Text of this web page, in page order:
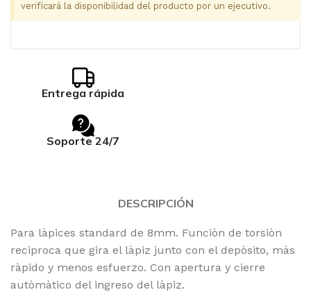
verificará la disponibilidad del producto por un ejecutivo.
Entrega rápida
Soporte 24/7
DESCRIPCIÓN
Para làpices standard de 8mm. Funciòn de torsiòn
reciproca que gira el làpiz junto con el depòsito, màs
ràpido y menos esfuerzo. Con apertura y cierre
autòmàtico del ingreso del làpiz.